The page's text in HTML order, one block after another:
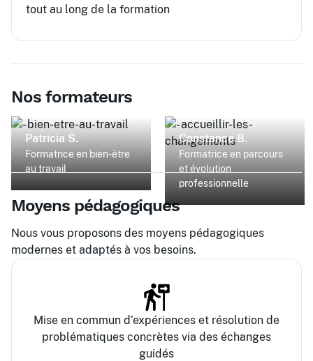
tout au long de la formation
Nos formateurs
Patricia S.
Formatrice en bien-être
au travail
Constance B.
Formatrice en parcours
et évolution
professionnelle
Moyens pédagogiques
Nous vous proposons des moyens pédagogiques
modernes et adaptés à vos besoins.
Mise en commun d’expériences et résolution de
problématiques concrètes via des échanges
guidés